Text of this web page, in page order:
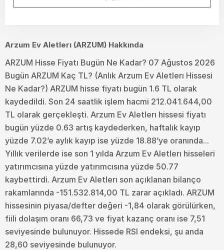
Arzum Ev Aletlerı (ARZUM) Hakkında
ARZUM Hisse Fiyatı Bugün Ne Kadar? 07 Ağustos 2026
Bugün ARZUM Kaç TL? (Anlık Arzum Ev Aletlerı Hissesi
Ne Kadar?) ARZUM hisse fiyatı bugün 1.6 TL olarak
kaydedildi. Son 24 saatlik işlem hacmi 212.041.644,00
TL olarak gerçekleşti. Arzum Ev Aletlerı hissesi fiyatı
bugün yüzde 0.63 artış kaydederken, haftalık kayıp
yüzde 7.02’e aylık kayıp ise yüzde 18.88’ye oranında...
Yıllık verilerde ise son 1 yılda Arzum Ev Aletlerı hisseleri
yatırımcısına yüzde yatırımcısına yüzde 50.77
kaybettirdi. Arzum Ev Aletlerı son açıklanan bilanço
rakamlarında -151.532.814,00 TL zarar açıkladı. ARZUM
hissesinin piyasa/defter değeri -1,84 olarak görülürken,
fiili dolaşım oranı 66,73 ve fiyat kazanç oranı ise 7,51
seviyesinde bulunuyor. Hissede RSI endeksi, şu anda
28,60 seviyesinde bulunuyor.